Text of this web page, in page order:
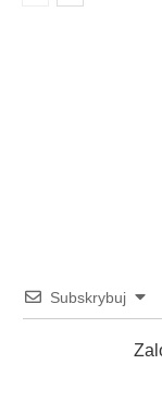
Subskrybuj